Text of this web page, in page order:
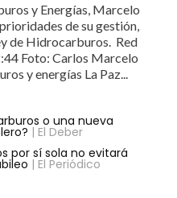
y Energías, Marcelo
de su gestión,
de Hidrocarburos. Red
Foto: Carlos Marcelo
y energías La Paz...
o una nueva
| El Deber
por sí sola no evitará
| El Periódico